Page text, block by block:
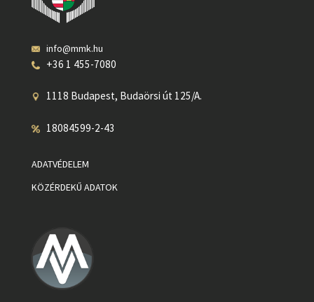
info@mmk.hu
+36 1 455-7080
1118 Budapest, Budaörsi út 125/A.
18084599-2-43
ADATVÉDELEM
KÖZÉRDEKŰ ADATOK